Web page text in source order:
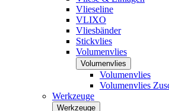
Vlieseline
VLIXO
Vliesbänder
Stickvlies
Volumenvlies
Volumenvlies
Volumenvlies
Volumenvlies
Werkzeuge
Werkzeuge